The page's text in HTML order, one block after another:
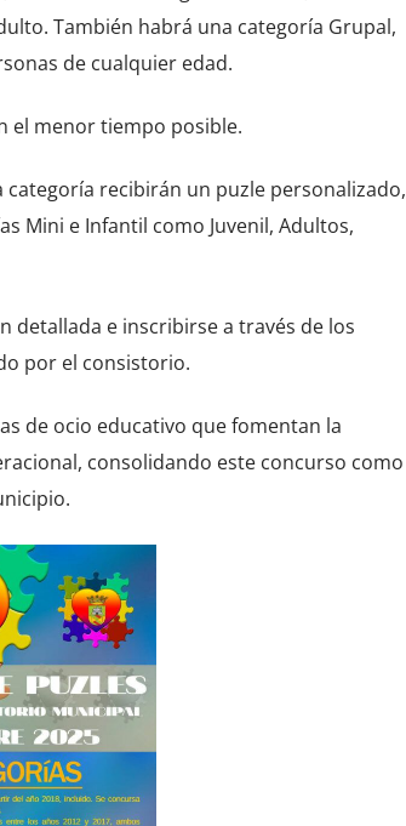
También habrá una categoría Grupal,
de cualquier edad.
el menor tiempo posible.
recibirán un puzle personalizado,
Mini e Infantil como Juvenil, Adultos,
detallada e inscribirse a través de los
por el consistorio.
de ocio educativo que fomentan la
consolidando este concurso como